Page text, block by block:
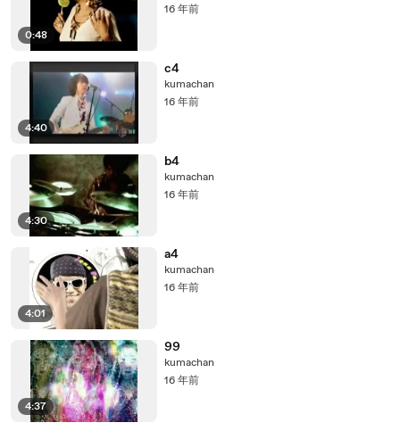
0:48
16 年前
4:40
c4
kumachan
16 年前
4:30
b4
kumachan
16 年前
4:01
a4
kumachan
16 年前
4:37
99
kumachan
16 年前